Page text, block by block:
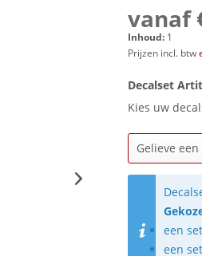
vanaf
Inhoud: 1
Prijzen incl. btw
Decalset
Kies uw
een
een